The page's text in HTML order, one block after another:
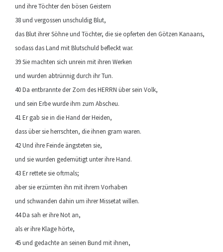
und ihre Töchter den bösen Geistern
38 und vergossen unschuldig Blut,
das Blut ihrer Söhne und Töchter, die sie opferten den Götzen Kanaans,
sodass das Land mit Blutschuld befleckt war.
39 Sie machten sich unrein mit ihren Werken
und wurden abtrünnig durch ihr Tun.
40 Da entbrannte der Zorn des HERRN über sein Volk,
und sein Erbe wurde ihm zum Abscheu.
41 Er gab sie in die Hand der Heiden,
dass über sie herrschten, die ihnen gram waren.
42 Und ihre Feinde ängsteten sie,
und sie wurden gedemütigt unter ihre Hand.
43 Er rettete sie oftmals;
aber sie erzürnten ihn mit ihrem Vorhaben
und schwanden dahin um ihrer Missetat willen.
44 Da sah er ihre Not an,
als er ihre Klage hörte,
45 und gedachte an seinen Bund mit ihnen,